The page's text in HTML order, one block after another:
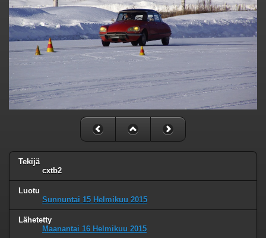
Tekijä
cxtb2
Luotu
Sunnuntai 15 Helmikuu 2015
Lähetetty
Maanantai 16 Helmikuu 2015